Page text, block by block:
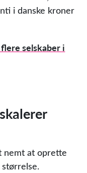
i danske kroner
selskaber i
nemt at oprette